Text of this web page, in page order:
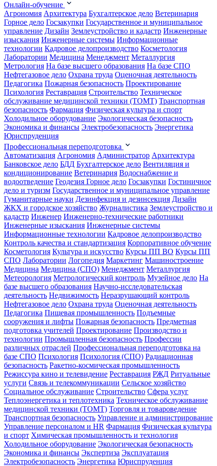
Онлайн-обучение
Агрономия Архитектура Бухгалтерское дело Ветеринария
Горное дело Госзакупки Государственное и муниципальное
управление Дизайн Землеустройство и кадастр Инженерные
изыскания Инженерные системы Информационные
технологии Кадровое делопроизводство Косметология
Лаборатории Медицина Менеджмент Металлургия
Метрология На базе высшего образования На базе СПО
Нефтегазовое дело Охрана труда Оценочная деятельность
Педагогика Пожарная безопасность Проектирование
Психология Реставрация Строительство Техническое
обслуживание медицинской техники (ТОМТ) Транспортная
безопасность Фармация Физическая культура и спорт
Холодильное оборудование Экологическая безопасность
Экономика и финансы Электробезопасность Энергетика
Юриспруденция
Профессиональная переподготовка
Автоматизация Агрономия Администратор Архитектура
Банковское дело БДД Бухгалтерское дело Вентиляция и
кондиционирование Ветеринария Водоснабжение и
водоотведение Геодезия Горное дело Госзакупки Гостиничное
дело и туризм Государственное и муниципальное управление
Гуманитарные науки Дезинфекция и дезинсекция Дизайн
ЖКХ и городское хозяйство Журналистика Землеустройство и
кадастр Инженер Инженерно-технические работники
Инженерные изыскания Инженерные системы
Информационные технологии Кадровое делопроизводство
Контроль качества и стандартизация Корпоративное обучение
Косметология Культура и искусство Курсы ПП ВО Курсы ПП
СПО Лаборатории Логопедия Маркетинг Машиностроение
Медицина Медицина (СПО) Менеджмент Металлургия
Метеорология Метрологический контроль Музейное дело На
базе высшего образования Научно-исследовательская
деятельность Недвижимость Неразрушающий контроль
Нефтегазовое дело Охрана труда Оценочная деятельность
Педагогика Пищевая промышленность Подъемные
сооружения и лифты Пожарная безопасность Предметная
подготовка учителей Проектирование Производство и
технологии Промышленная безопасность Профессии
различных отраслей Профессиональная переподготовка на
базе СПО Психология Психология (СПО) Радиационная
безопасность Ракетно-космическая промышленность
Режиссура кино и телевидение Реставрация РЖД Ритуальные
услуги Связь и телекоммуникации Сельское хозяйство
Социальное обслуживание Строительство Сфера услуг
Теплоэнергетика и теплотехника Техническое обслуживание
медицинской техники (ТОМТ) Торговля и товароведение
Транспортная безопасность Управление и администрирование
Управление персоналом и HR Фармация Физическая культура
и спорт Химическая промышленность и технология
Холодильное оборудование Экологическая безопасность
Экономика и финансы Экспертиза Эксплуатация
Электробезопасность Энергетика Юриспруденция